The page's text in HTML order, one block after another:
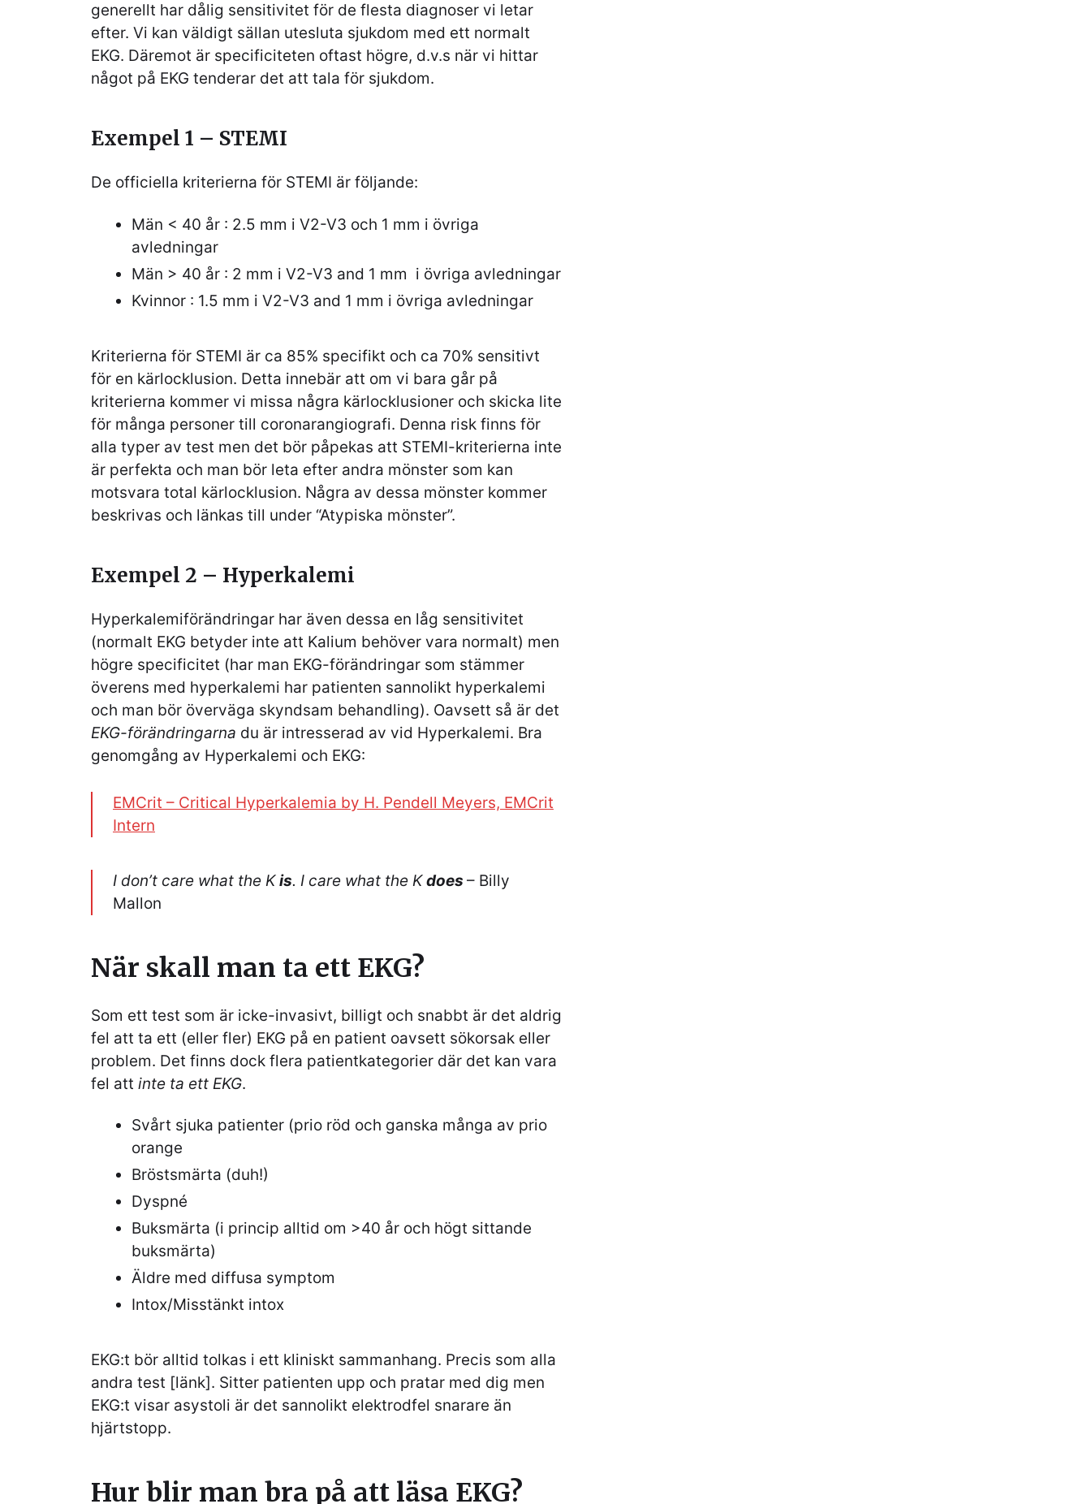
generellt har dålig sensitivitet för de flesta diagnoser vi letar
efter. Vi kan väldigt sällan utesluta sjukdom med ett normalt
EKG. Däremot är specificiteten oftast högre, d.v.s när vi hittar
något på EKG tenderar det att tala för sjukdom.
Exempel 1 – STEMI
De officiella kriterierna för STEMI är följande:
Män < 40 år : 2.5 mm i V2-V3 och 1 mm i övriga
avledningar
Män > 40 år : 2 mm i V2-V3 and 1 mm i övriga avledningar
Kvinnor : 1.5 mm i V2-V3 and 1 mm i övriga avledningar
Kriterierna för STEMI är ca 85% specifikt och ca 70% sensitivt
för en kärlocklusion. Detta innebär att om vi bara går på
kriterierna kommer vi missa några kärlocklusioner och skicka lite
för många personer till coronarangiografi. Denna risk finns för
alla typer av test men det bör påpekas att STEMI-kriterierna inte
är perfekta och man bör leta efter andra mönster som kan
motsvara total kärlocklusion. Några av dessa mönster kommer
beskrivas och länkas till under “Atypiska mönster”.
Exempel 2 – Hyperkalemi
Hyperkalemiförändringar har även dessa en låg sensitivitet
(normalt EKG betyder inte att Kalium behöver vara normalt) men
högre specificitet (har man EKG-förändringar som stämmer
överens med hyperkalemi har patienten sannolikt hyperkalemi
och man bör överväga skyndsam behandling). Oavsett så är det
EKG-förändringarna du är intresserad av vid Hyperkalemi. Bra
genomgång av Hyperkalemi och EKG:
EMCrit – Critical Hyperkalemia by H. Pendell Meyers, EMCrit
Intern
I don’t care what the Kis. I care what the Kdoes – Billy
Mallon
När skall man ta ett EKG?
Som ett test som är icke-invasivt, billigt och snabbt är det aldrig
fel att ta ett (eller fler) EKG på en patient oavsett sökorsak eller
problem. Det finns dock flera patientkategorier där det kan vara
fel att inte ta ett EKG.
Svårt sjuka patienter (prio röd och ganska många av prio
orange
Bröstsmärta (duh!)
Dyspné
Buksmärta (i princip alltid om >40 år och högt sittande
buksmärta)
Äldre med diffusa symptom
Intox/Misstänkt intox
EKG:t bör alltid tolkas i ett kliniskt sammanhang. Precis som alla
andra test [länk]. Sitter patienten upp och pratar med dig men
EKG:t visar asystoli är det sannolikt elektrodfel snarare än
hjärtstopp.
Hur blir man bra på att läsa EKG?